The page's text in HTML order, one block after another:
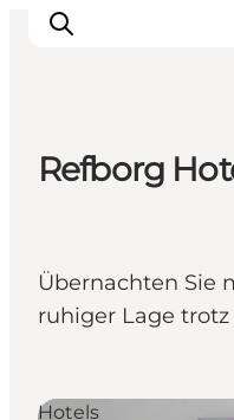
Erlebnisse
Unterkünfte
Reiseplanung
Refborg
Übernachten Sie
ruhiger Lage
Hotels